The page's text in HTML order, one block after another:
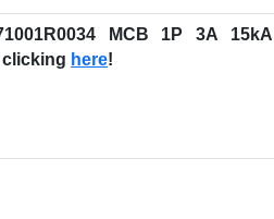
MCB 1P 3A 15kA
clicking here!